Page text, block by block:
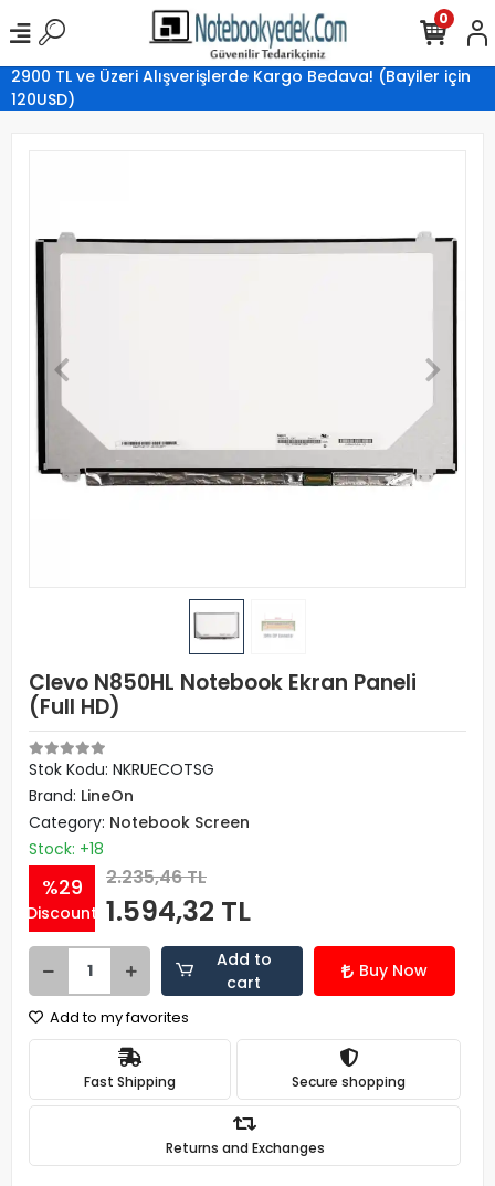
2900 TL ve Üzeri Alışverişlerde Kargo Bedava! (Bayiler için
120USD)
0
Clevo N850HL Notebook Ekran Paneli
(Full HD)
Stok Kodu: NKRUECOTSG
Brand: LineOn
Category: Notebook Screen
Stock: +18
%29
Discount
2.235,46 TL
1.594,32 TL
Add to
cart
Buy Now
Add to my favorites
Fast Shipping Secure shopping
Returns and Exchanges